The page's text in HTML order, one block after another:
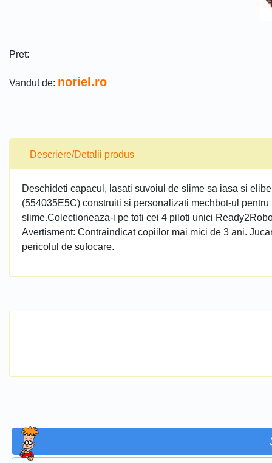
Pret:
Vandut de: noriel.ro
Descriere/Detalii produs
Deschideti capacul, lasati suvoiul de slime sa iasa si
(554035E5C) construiti si personalizati mechbot-ul
slime.Colectioneaza-i pe toti cei 4 piloti unici
Avertisment: Contraindicat copiilor mai mici de 3 ani.
pericolul de sufocare.